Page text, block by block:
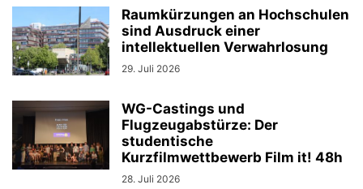
Raumkürzungen an Hochschulen
sind Ausdruck einer
intellektuellen Verwahrlosung
29. Juli 2026
WG-Castings und
Flugzeugabstürze: Der
studentische
Kurzfilmwettbewerb Film it! 48h
28. Juli 2026